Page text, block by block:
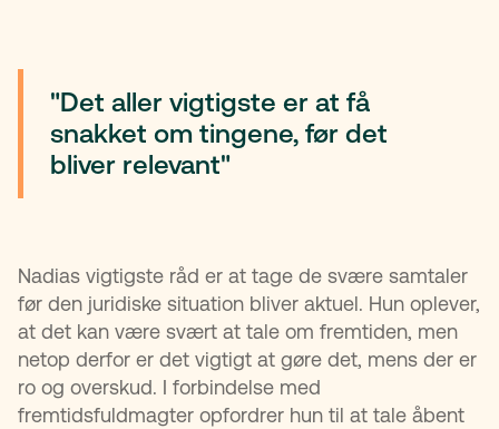
"Det aller vigtigste er at få
snakket om tingene, før det
bliver relevant"
Nadias vigtigste råd er at tage de svære samtaler
før den juridiske situation bliver aktuel. Hun oplever,
at det kan være svært at tale om fremtiden, men
netop derfor er det vigtigt at gøre det, mens der er
ro og overskud. I forbindelse med
fremtidsfuldmagter opfordrer hun til at tale åbent